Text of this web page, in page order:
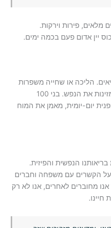
מלאים, פירות וירקות.
יין אדום פעם בכמה ימים.
הליכה או שחייה משפרות
את הכושר הגופני ומעל לכל — מזינות את הנפש. בני 100
יום-יומית, מאמן את המוח
הנפשית והפיזית.
בת 105, מדברת על הקשרים עם משפחה וחברים
מחוברים לאחרים, אנו לא רק